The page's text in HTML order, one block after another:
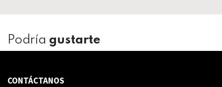
Podría gustarte
CONTÁCTANOS